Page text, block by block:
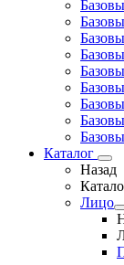
Каталог
Назад
Лицо